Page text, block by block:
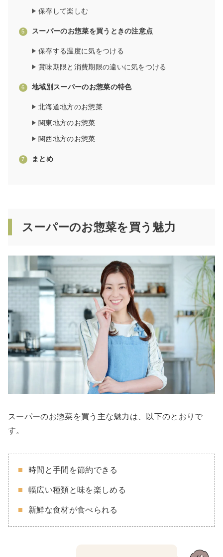
保存して楽しむ
スーパーのお惣菜を買うときの注意点
保存する温度に気をつける
賞味期限と消費期限の違いに気をつける
地域別スーパーのお惣菜の特色
北海道地方のお惣菜
関東地方のお惣菜
関西地方のお惣菜
まとめ
スーパーのお惣菜を買う魅力
スーパーのお惣菜を買う主な魅力は、以下のとおりで
す。
時間と手間を節約できる
幅広い種類と味を楽しめる
新鮮な食材が食べられる